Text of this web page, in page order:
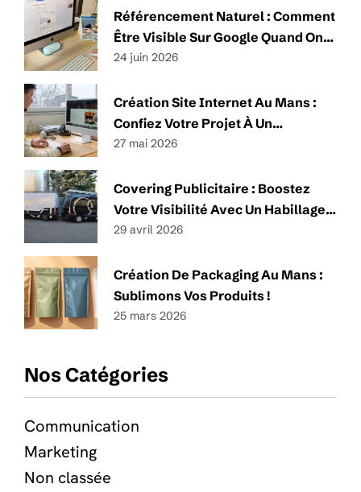
Référencement Naturel : Comment
Être Visible Sur Google Quand On
Est Une TPE Ou Une PME ?
24 juin 2026
Création Site Internet Au Mans :
Confiez Votre Projet À Un
Spécialiste
27 mai 2026
Covering Publicitaire : Boostez
Votre Visibilité Avec Un Habillage
Impactant Et Sur-Mesure
29 avril 2026
Création De Packaging Au Mans :
Sublimons Vos Produits !
25 mars 2026
Nos Catégories
Communication
Marketing
Non classée